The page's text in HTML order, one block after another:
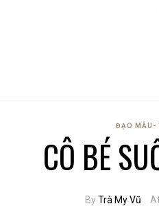
ĐẠO MẪU-
CÔ BÉ
ByTrà My Vũ